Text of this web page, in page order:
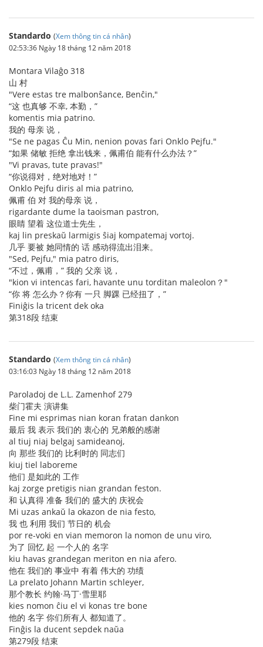
Standardo (Xem thông tin cá nhân)
02:53:36 Ngày 18 tháng 12 năm 2018
Montara Vilaĝo 318
山 村
"Vere estas tre malbonŝance, Benĉin,"
“这 也真够 不幸, 本勤，”
komentis mia patrino.
我的 母亲 说，
"Se ne pagas Ĉu Min, nenion povas fari Onklo Pejfu."
“如果 储敏 拒绝 拿出钱来，佩甫伯 能有什么办法？”
"Vi pravas, tute pravas!"
“你说得对，绝对地对！”
Onklo Pejfu diris al mia patrino,
佩甫 伯 对 我的母亲 说，
rigardante dume la taoisman pastron,
眼睛 望着 这位道士先生，
kaj lin preskaŭ larmigis ŝiaj kompatemaj vortoj.
几乎 要被 她同情的 话 感动得流出泪来。
"Sed, Pejfu," mia patro diris,
“不过，佩甫，” 我的 父亲 说，
"kion vi intencas fari, havante unu torditan maleolon？"
“你 将 怎么办？你有 一只 脚踝 已经扭了，”
Finiĝis la tricent dek oka
第318段 结束
Standardo (Xem thông tin cá nhân)
03:16:03 Ngày 18 tháng 12 năm 2018
Paroladoj de L.L. Zamenhof 279
柴门霍夫 演讲集
Fine mi esprimas nian koran fratan dankon
最后 我 表示 我们的 衷心的 兄弟般的感谢
al tiuj niaj belgaj samideanoj,
向 那些 我们的 比利时的 同志们
kiuj tiel laboreme
他们 是如此的 工作
kaj zorge pretigis nian grandan feston.
和 认真得 准备 我们的 盛大的 庆祝会
Mi uzas ankaŭ la okazon de nia festo,
我 也 利用 我们 节日的 机会
por re-voki en vian memoron la nomon de unu viro,
为了 回忆 起 一个人的 名字
kiu havas grandegan meriton en nia afero.
他在 我们的 事业中 有着 伟大的 功绩
La prelato Johann Martin schleyer,
那个教长 约翰·马丁·雪里耶
kies nomon ĉiu el vi konas tre bone
他的 名字 你们所有人 都知道了。
Finĝis la ducent sepdek naŭa
第279段 结束